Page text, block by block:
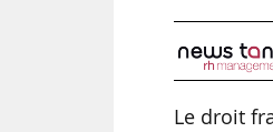
Le droit